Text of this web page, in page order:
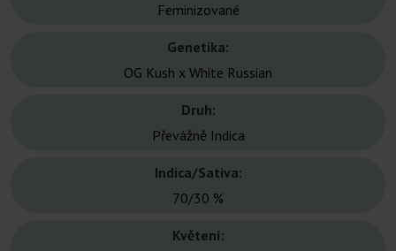
Feminizované
Genetika:
OG Kush x White Russian
Druh:
Převážně Indica
Indica/Sativa:
70/30 %
Květení: